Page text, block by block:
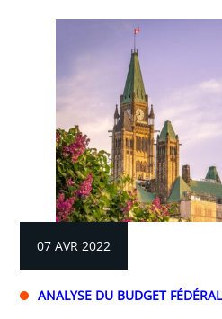
07 AVR 2022
ANALYSE DU BUDGET FÉDÉRAL